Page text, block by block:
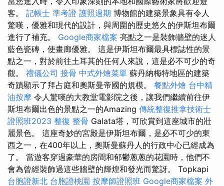
客。 記帳士 準考證 護照過期 博物館的建築景象具有令人
驚嘆，優雅和現代的設計，與周圍的歷史悠久的伊斯坦布爾
進行了補充。 Google商家檔案 亮點之一是裝飾牆壁的迷人
藍色瓷磚，使畫廊優雅。 這是伊斯坦布爾最具標誌性的景
點之一，對於前往土耳其的任何人來說，這是必不可少的奇
觀。 禮儀公司 接骨 中式外燴菜單 蘇丹納梅特地區的建築
奇蹟顯示了拜占庭和奧斯曼帝國的規模。 餐點外燴 台中精
油按摩 令人驚嘆的大教堂電影院之後，讓我們繼續前往伊
斯坦布爾出色的景點之一的Amazing 傳統整復推拿技術士
證照班2023 整復 整骨 Galata塔，可欣賞到這座城市的壯
麗景色。 這座奇妙的宮殿是伊斯坦布爾，是必不可少的東
西之一，在400年以上，奧斯曼蘇丹人的行政中心已經成為
了。 當遊客穿過豪華的房間和郁鬱蔥蔥的花園時，他們不
會為曾經裝飾過這些牆壁的輝煌和發光而驚訝。 Topkapi
台胞證新北 台胞證桃園 按摩師證照班 Google商家檔案 外